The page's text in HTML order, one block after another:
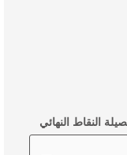
النقاط النهائي